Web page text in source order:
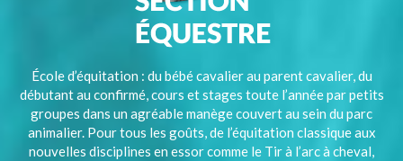
École d’équitation : du bébé cavalier au parent cavalier, du
débutant au confirmé, cours et stages toute l’année par petits
groupes dans un agréable manège couvert au sein du parc
animalier. Pour tous les goûts, de l’équitation classique aux
nouvelles disciplines en essor comme le Tir à l’arc à cheval,